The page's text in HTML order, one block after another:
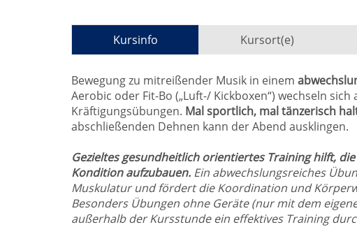
Kursinfo Kursort(e)
Bewegung zu mitreißender Musik in einem
Aerobic oder Fit-Bo („Luft-/ Kickboxen“) wechseln
Kräftigungsübungen. Mal sportlich, mal tänzerisch
abschließenden Dehnen kann der Abend ausklingen.
Gezieltes gesundheitlich orientiertes Training hilft,
Kondition aufzubauen. Ein abwechslungsreiches
Muskulatur und fördert die Koordination und
Besonders Übungen ohne Geräte (nur mit dem
außerhalb der Kursstunde ein effektives Training